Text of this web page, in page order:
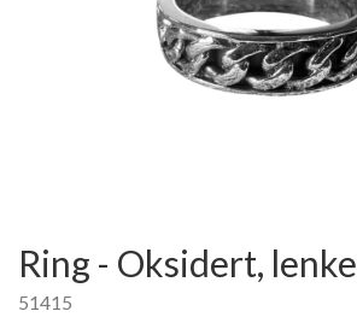
Ring - Oksidert, lenke
51415